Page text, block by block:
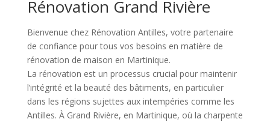
Rénovation Grand Rivière
Bienvenue chez Rénovation Antilles, votre partenaire
de confiance pour tous vos besoins en matière de
rénovation de maison en Martinique.
La rénovation est un processus crucial pour maintenir
l’intégrité et la beauté des bâtiments, en particulier
dans les régions sujettes aux intempéries comme les
Antilles. À Grand Rivière, en Martinique, où la charpente